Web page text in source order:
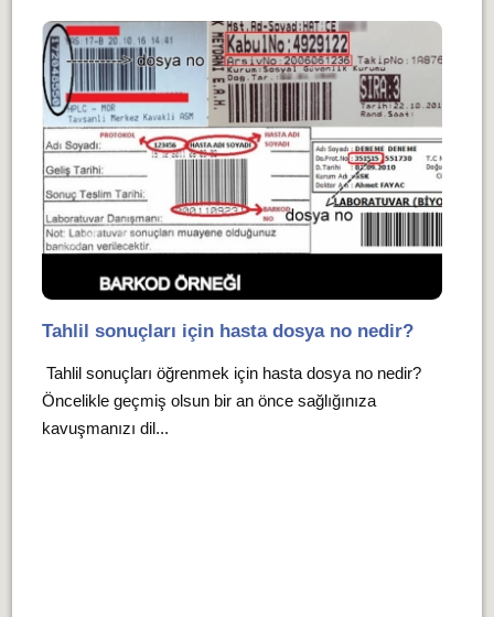
Tahlil sonuçları için hasta dosya no nedir?
Tahlil sonuçları öğrenmek için hasta dosya no nedir?
Öncelikle geçmiş olsun bir an önce sağlığınıza
kavuşmanızı dil...